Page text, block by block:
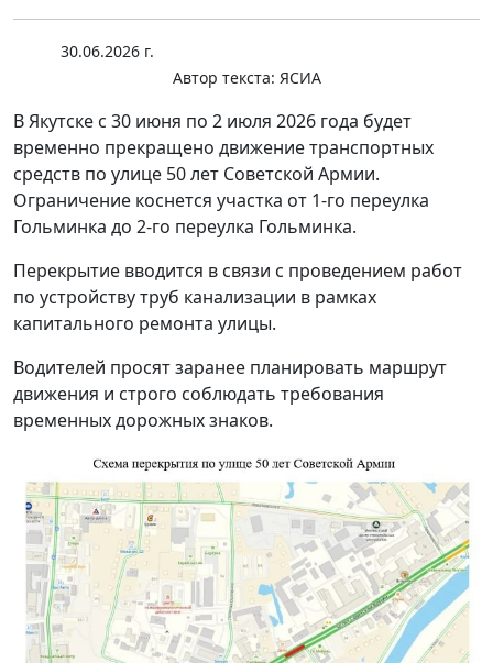
30.06.2026 г.
Автор текста: ЯСИА
В Якутске с 30 июня по 2 июля 2026 года будет
временно прекращено движение транспортных
средств по улице 50 лет Советской Армии.
Ограничение коснется участка от 1-го переулка
Гольминка до 2-го переулка Гольминка.
Перекрытие вводится в связи с проведением работ
по устройству труб канализации в рамках
капитального ремонта улицы.
Водителей просят заранее планировать маршрут
движения и строго соблюдать требования
временных дорожных знаков.